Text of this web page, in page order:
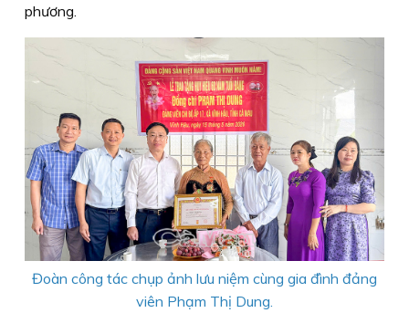
phương.
Đoàn công tác chụp ảnh lưu niệm cùng gia đình đảng
viên Phạm Thị Dung.